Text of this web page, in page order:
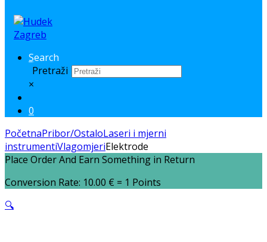
Search
Pretraži
×
0
PočetnaPribor/OstaloLaseri i mjerni
instrumentiVlagomjeriElektrode
Place Order And Earn Something in Return
Conversion Rate: 10.00 € = 1 Points
🔍